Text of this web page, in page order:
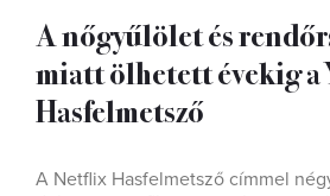
A nőgyűlölet és
miatt ölhetett évekig
Hasfelmetsző
A Netflix Hasfelmetsző címmel